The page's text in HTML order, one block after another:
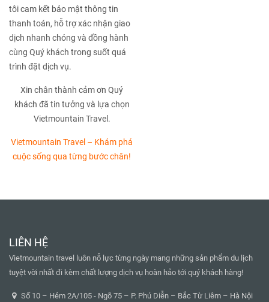
tôi cam kết bảo mật thông tin
thanh toán, hỗ trợ xác nhận giao
dịch nhanh chóng và đồng hành
cùng Quý khách trong suốt quá
trình đặt dịch vụ.
Xin chân thành cảm ơn Quý
khách đã tin tưởng và lựa chọn
Vietmountain Travel.
Vietmountain Travel – Khám phá
cuộc sống qua từng bước chân!
LIÊN HỆ
Vietmountain travel luôn nỗ lực từng ngày mang những sản phẩm du lịch
tuyệt vời nhất đi kèm chất lượng dịch vụ hoàn hảo tới quý khách hàng!
Số 10 – Hẻm 2A/105 - Ngõ 75 – P. Phú Diễn – Bắc Từ Liêm – Hà Nội